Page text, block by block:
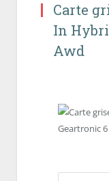
Carte
In
Awd